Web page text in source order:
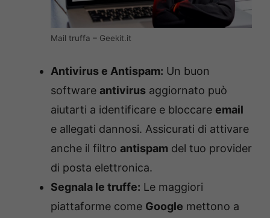
Mail truffa – Geekit.it
Antivirus e Antispam: Un buon
software antivirus aggiornato può
aiutarti a identificare e bloccare email
e allegati dannosi. Assicurati di attivare
anche il filtro antispam del tuo provider
di posta elettronica.
Segnala le truffe: Le maggiori
piattaforme come Google mettono a